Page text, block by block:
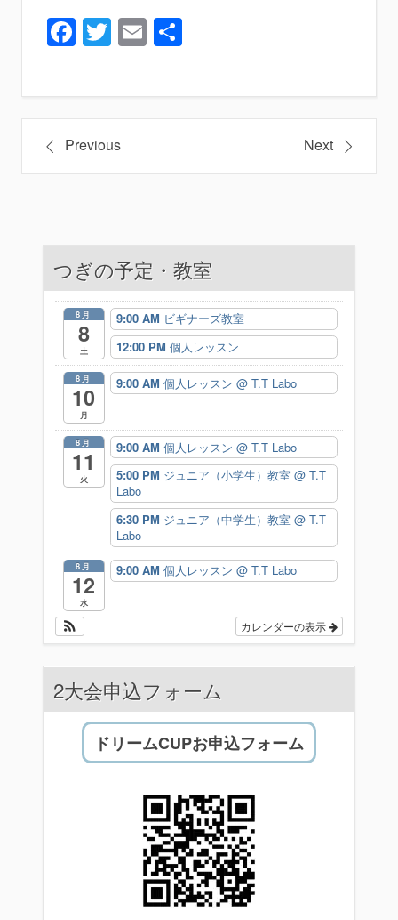
Facebook
Twitter
Email
投
稿
ビ
Previous Next
つぎの予定・教室
8月
8
土
9:00 AM ビギナーズ教室
12:00 PM 個人レッスン
8月
10
月
9:00 AM 個人レッスン @ T.T Labo
8月
11
火
9:00 AM 個人レッスン @ T.T Labo
5:00 PM ジュニア（小学生）教室 @ T.T
Labo
6:30 PM ジュニア（中学生）教室 @ T.T
Labo
8月
12
水
9:00 AM 個人レッスン @ T.T Labo
カレンダーの表示
2大会申込フォーム
ドリームCUPお申込フォーム